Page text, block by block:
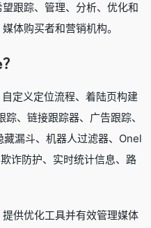
跟踪、管理、分析、优化和
体购买者和营销机构。
定义定位流程、着陆页构建
、链接跟踪器、广告跟踪、
漏斗、机器人过滤器、Onel
诈防护、实时统计信息、路
供优化工具并有效管理媒体